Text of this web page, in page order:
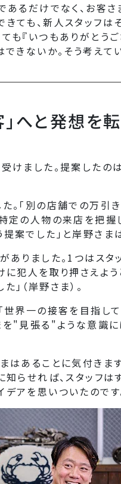
あるだけでなく、お客
ても、新人スタッフは
も『いつもありがとう
きないか。そう考えて
」へと発想を
けました。提案した
。「別の店舗での万引
定の人物の来店を把握
案でした」と岸野さま
ありました。1つはスタ
に犯人を取り押さえよ
」（岸野さま）。
世界一の接客を目指し
"見張る"ような意識に
はあることに気付きま
らせれば、スタッフは
アを思いついたのです